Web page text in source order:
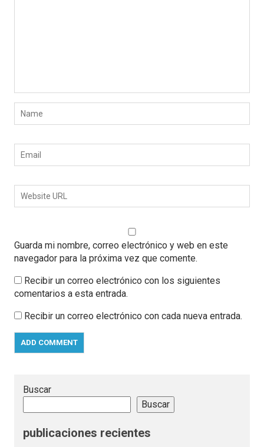
Guarda mi nombre, correo electrónico y web en este
navegador para la próxima vez que comente.
Recibir un correo electrónico con los siguientes
comentarios a esta entrada.
Recibir un correo electrónico con cada nueva entrada.
Buscar
Buscar
publicaciones recientes